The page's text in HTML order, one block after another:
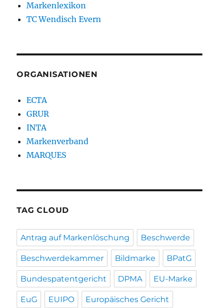
Markenlexikon
TC Wendisch Evern
ORGANISATIONEN
ECTA
GRUR
INTA
Markenverband
MARQUES
TAG CLOUD
Antrag auf Markenlöschung Beschwerde
Beschwerdekammer Bildmarke BPatG
Bundespatentgericht DPMA EU-Marke
EuG EUIPO Europäisches Gericht